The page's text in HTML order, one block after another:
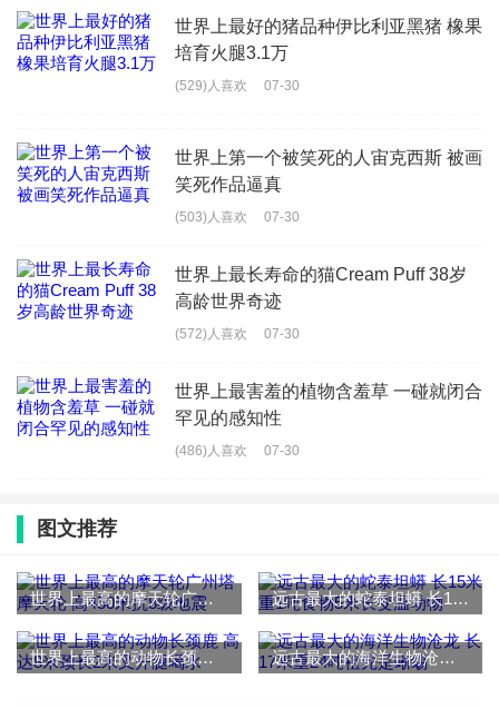
世界上最好的猪品种伊比利亚黑猪 橡果
培育火腿3.1万
(529)人喜欢 07-30
世界上第一个被笑死的人宙克西斯 被画
笑死作品逼真
(503)人喜欢 07-30
世界上最长寿命的猫Cream Puff 38岁
高龄世界奇迹
(572)人喜欢 07-30
世界上最害羞的植物含羞草 一碰就闭合
罕见的感知性
(486)人喜欢 07-30
图文推荐
世界上最高的摩天轮广州塔摩天轮 高450米抗8级地震 远古最大的蛇泰坦蟒 长15米重1吨食物5米长变温动物
世界上最高的动物长颈鹿 高达8米颈长2米叉开腿喝水 远古最大的海洋生物沧龙 长17米重24吨祖先是蜥蜴